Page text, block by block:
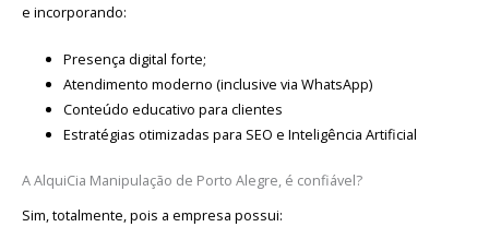
e incorporando:
Presença digital forte;
Atendimento moderno (inclusive via WhatsApp)
Conteúdo educativo para clientes
Estratégias otimizadas para SEO e Inteligência Artificial
A AlquiCia Manipulação de Porto Alegre, é confiável?
Sim, totalmente, pois a empresa possui: